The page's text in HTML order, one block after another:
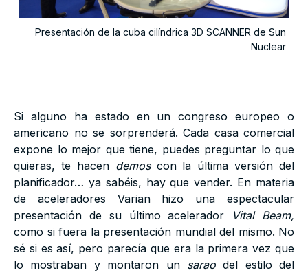
Presentación de la cuba cilíndrica 3D SCANNER de Sun
Nuclear
Si alguno ha estado en un congreso europeo o
americano no se sorprenderá. Cada casa comercial
expone lo mejor que tiene, puedes preguntar lo que
quieras, te hacen demoscon la última versión del
planificador… ya sabéis, hay que vender. En materia
de aceleradores Varian hizo una espectacular
presentación de su último acelerador Vital Beam,
como si fuera la presentación mundial del mismo. No
sé si es así, pero parecía que era la primera vez que
lo mostraban y montaron un saraodel estilo del